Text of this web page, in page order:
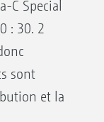
C Special
: 30. 2
sont
et la